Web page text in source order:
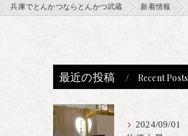
兵庫でとんかつならとんかつ武蔵 新着情報
最近の投稿 Recent Posts
2024/09/01